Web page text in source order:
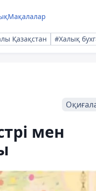
Мақалалар
Қазақстан #Халық
мен